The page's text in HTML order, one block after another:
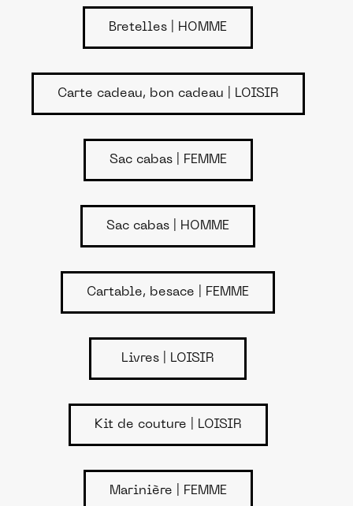
Bretelles | HOMME
Carte cadeau, bon cadeau | LOISIR
Sac cabas | FEMME
Sac cabas | HOMME
Cartable, besace | FEMME
Livres | LOISIR
Kit de couture | LOISIR
Marinière | FEMME